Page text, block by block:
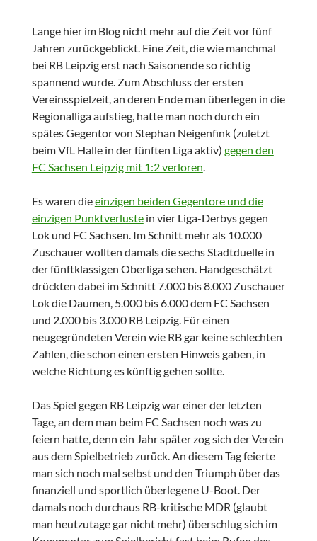
Lange hier im Blog nicht mehr auf die Zeit vor fünf
Jahren zurückgeblickt. Eine Zeit, die wie manchmal
bei RB Leipzig erst nach Saisonende so richtig
spannend wurde. Zum Abschluss der ersten
Vereinsspielzeit, an deren Ende man überlegen in die
Regionalliga aufstieg, hatte man noch durch ein
spätes Gegentor von Stephan Neigenfink (zuletzt
beim VfL Halle in der fünften Liga aktiv) gegen den
FC Sachsen Leipzig mit 1:2 verloren.
Es waren dieeinzigen beiden Gegentore und die
einzigen Punktverlustein vier Liga-Derbys gegen
Lok und FC Sachsen. Im Schnitt mehr als 10.000
Zuschauer wollten damals die sechs Stadtduelle in
der fünftklassigen Oberliga sehen. Handgeschätzt
drückten dabei im Schnitt 7.000 bis 8.000 Zuschauer
Lok die Daumen, 5.000 bis 6.000 dem FC Sachsen
und 2.000 bis 3.000 RB Leipzig. Für einen
neugegründeten Verein wie RB gar keine schlechten
Zahlen, die schon einen ersten Hinweis gaben, in
welche Richtung es künftig gehen sollte.
Das Spiel gegen RB Leipzig war einer der letzten
Tage, an dem man beim FC Sachsen noch was zu
feiern hatte, denn ein Jahr später zog sich der Verein
aus dem Spielbetrieb zurück. An diesem Tag feierte
man sich noch mal selbst und den Triumph über das
finanziell und sportlich überlegene U-Boot. Der
damals noch durchaus RB-kritische MDR (glaubt
man heutzutage gar nicht mehr) überschlug sich im